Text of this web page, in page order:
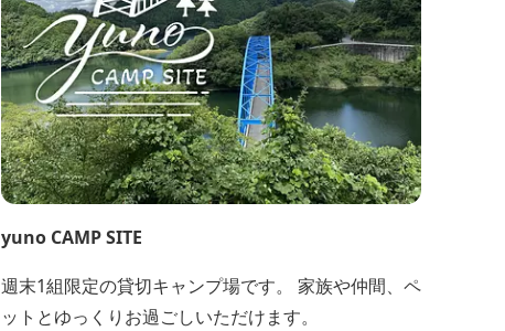
yuno CAMP SITE
週末1組限定の貸切キャンプ場です。 家族や仲間、ペ
ットとゆっくりお過ごしいただけます。